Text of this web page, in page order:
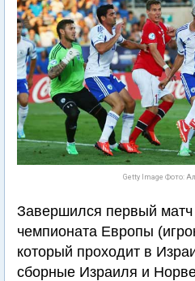
Getty Image Фото:
Завершился первый
чемпионата Европы
который проходит в
сборные Израиля и